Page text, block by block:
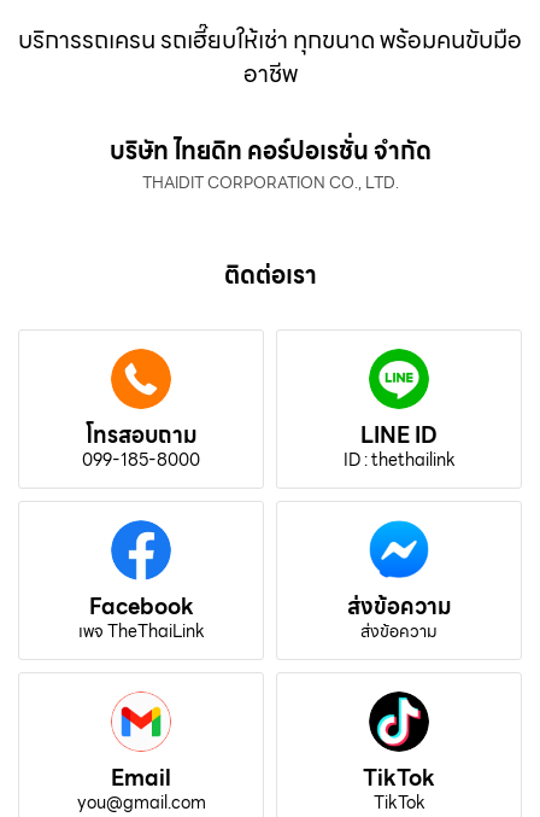
บริการรถเครน รถเฮี๊ยบให้เช่า ทุกขนาด พร้อมคนขับมือ
อาชีพ
บริษัท ไทยดิท คอร์ปอเรชั่น จำกัด
THAIDIT CORPORATION CO., LTD.
ติดต่อเรา
โทรสอบถาม
099-185-8000
LINE ID
ID : thethailink
Facebook
เพจ TheThaiLink
ส่งข้อความ
ส่งข้อความ
Email
you@gmail.com
TikTok
TikTok